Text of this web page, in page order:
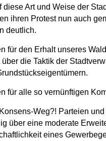
Art und Weise der
ihren Protest nun auch
deutlich.
für den Erhalt unseres
die Taktik der
für alle so vernünftigen
Weg?! Parteien
über eine moderate
eines